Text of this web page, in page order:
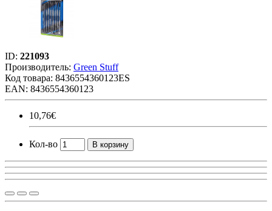
ID: 221093
Производитель: Green Stuff
Код товара: 8436554360123ES
EAN: 8436554360123
10,76€
Кол-во В корзину